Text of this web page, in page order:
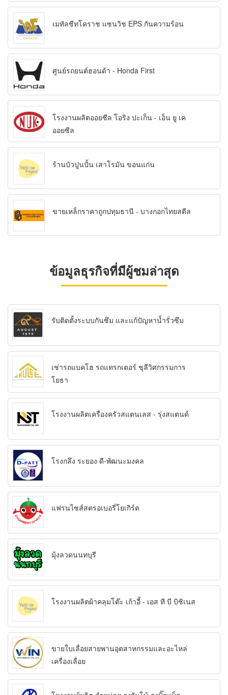
เมทัลชีทโคราช แซนวิช EPS กันความร้อน
ศูนย์รถยนต์ฮอนด้า - Honda First
โรงงานผลิตออยซีล โอริง ปะเก็น - เอ็น ยู เค
ออยซีล
ร้านบัวปูนปั้น เสาโรมัน ขอนแก่น
ขายเหล็กราคาถูกปทุมธานี - บางกอกไทยสตีล
ข้อมูลธุรกิจที่มีผู้ชมล่าสุด
รับติดตั้งระบบกันซึม และแก้ปัญหาน้ำรั่วซึม
เช่ารถแบคโฮ รถแทรกเตอร์ ชุลีวิศกรรมการ
โยธา
โรงงานผลิตเครื่องครัวสแตนเลส - รุ่งสแตนด์
โรงกลึง ระยอง ดี-พัฒนะมงคล
แฟรนไซส์สตรอเบอรี่โยเกิร์ต
มุ้งลวดนนทบุรี
โรงงานผลิตผ้าคลุมโต๊ะ เก้าอี้ - เอส ที บี บิซิเนส
ขายใบเลื่อยสายพานอุตสาหกรรมและอะไหล่
เครื่องเลื่อย